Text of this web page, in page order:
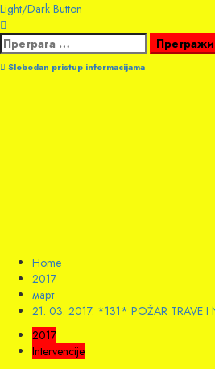
Light/Dark Button
Претрага
за:
Slobodan pristup informacijama
Home
2017
март
21. 03. 2017. *131* POŽAR TRAVE I
2017
Intervencije